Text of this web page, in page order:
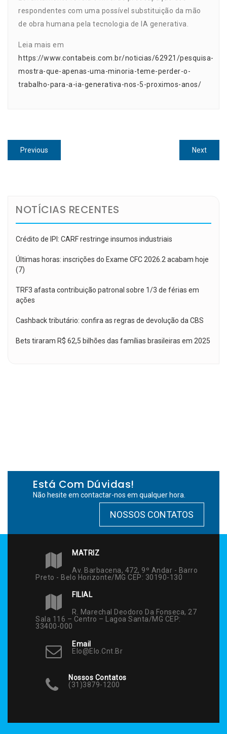
respondentes com uma possível substituição da mão
de obra humana pela tecnologia de IA generativa.
Leia mais em
https://www.contabeis.com.br/noticias/62921/pesquisa-
mostra-que-apenas-uma-minoria-teme-perder-o-
trabalho-para-a-ia-generativa-nos-5-proximos-anos/
Navegação
de
Previous
post:
NextNext
post:
NOTÍCIAS RECENTES
Crédito de IPI: CARF restringe insumos industriais
Últimas horas: inscrições do Exame CFC 2026.2 acabam hoje
(7)
TRF3 afasta contribuição patronal sobre 1/3 de férias em
ações
Cashback tributário: confira as regras de devolução da CBS
Bets tiraram R$ 62,5 bilhões das famílias brasileiras em 2025
Está Com Dúvidas!
Não hesite em contactar-nos em qualquer hora.
NOSSOS CONTATOS
MATRIZ
Av. Barbacena, 472, 9º Andar - Barro
Preto - Belo Horizonte/MG CEP: 30190-130
FILIAL
R. Marechal Deodoro Da Fonseca, 27
Sala 116 – Centro – Lagoa Santa/MG CEP:
33400-000
Email
Elo@elo.cnt.br
Nossos Contatos
(31)3879-1200